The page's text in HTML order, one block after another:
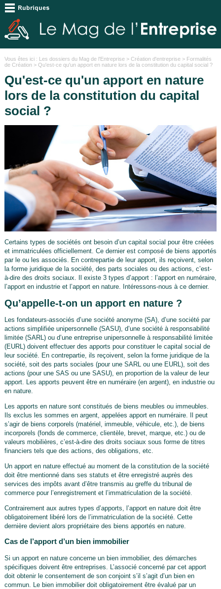
Vous êtes ici : Les dossiers du Mag de l'Entreprise> Création d'entreprise> Formalités
de Création> Qu'est-ce qu'un apport en nature lors de la constitution du capital social ?
Qu'est-ce qu'un apport en nature
lors de la constitution du capital
social ?
Certains types de sociétés ont besoin d’un capital social pour être créées
et immatriculées officiellement. Ce dernier est composé de biens apportés
par le ou les associés. En contrepartie de leur apport, ils reçoivent, selon
la forme juridique de la société, des parts sociales ou des actions, c’est-
à-dire des droits sociaux. Il existe 3 types d’apport : l’apport en numéraire,
l’apport en industrie et l’apport en nature. Intéressons-nous à ce dernier.
Qu’appelle-t-on un apport en nature ?
Les fondateurs-associés d’une société anonyme (SA), d’une société par
actions simplifiée unipersonnelle (SASU), d’une société à responsabilité
limitée (SARL) ou d’une entreprise unipersonnelle à responsabilité limitée
(EURL) doivent effectuer des apports pour constituer le capital social de
leur société. En contrepartie, ils reçoivent, selon la forme juridique de la
société, soit des parts sociales (pour une SARL ou une EURL), soit des
actions (pour une SAS ou une SASU), en proportion de la valeur de leur
apport. Les apports peuvent être en numéraire (en argent), en industrie ou
en nature.
Les apports en nature sont constitués de biens meubles ou immeubles.
Ils exclus les sommes en argent, appelées apport en numéraire. Il peut
s’agir de biens corporels (matériel, immeuble, véhicule, etc.), de biens
incorporels (fonds de commerce, clientèle, brevet, marque, etc.) ou de
valeurs mobilières, c’est-à-dire des droits sociaux sous forme de titres
financiers tels que des actions, des obligations, etc.
Un apport en nature effectué au moment de la constitution de la société
doit être mentionné dans ses statuts et être enregistré auprès des
services des impôts avant d’être transmis au greffe du tribunal de
commerce pour l’enregistrement et l’immatriculation de la société.
Contrairement aux autres types d’apports, l’apport en nature doit être
obligatoirement libéré lors de l’immatriculation de la société. Cette
dernière devient alors propriétaire des biens apportés en nature.
Cas de l’apport d’un bien immobilier
Si un apport en nature concerne un bien immobilier, des démarches
spécifiques doivent être entreprises. L’associé concerné par cet apport
doit obtenir le consentement de son conjoint s’il s’agit d’un bien en
commun. Le bien immobilier doit obligatoirement être évalué par un